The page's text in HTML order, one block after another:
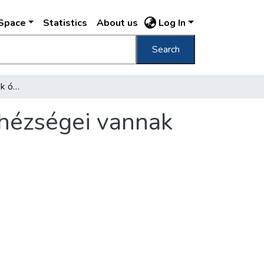
Statistics About us Log In
Search
A budapesti forgalomnak óriási földrajzi nehézségei vannak
vannak